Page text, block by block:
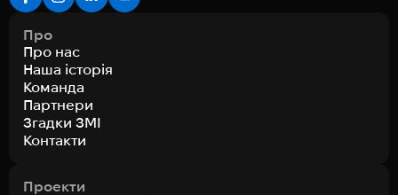
Про
Про нас
Наша історія
Команда
Партнери
Згадки ЗМІ
Контакти
Проекти